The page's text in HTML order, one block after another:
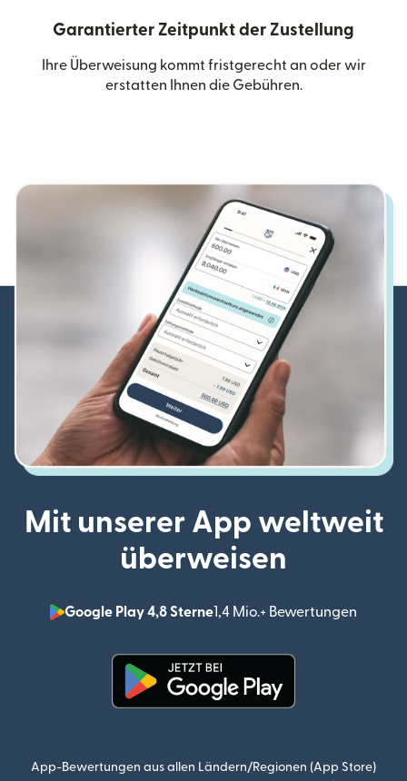
Garantierter Zeitpunkt der Zustellung
Ihre Überweisung kommt fristgerecht an oder wir
erstatten Ihnen die Gebühren.
Mit unserer App weltweit
überweisen
Google Play 4,8 Sterne1,4 Mio.+ Bewertungen
App-Bewertungen aus allen Ländern/Regionen (App Store)